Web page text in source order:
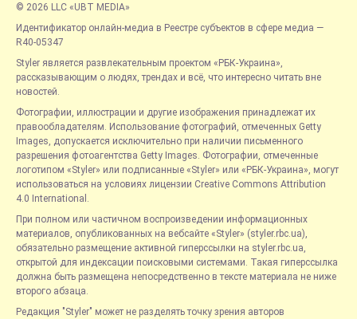
© 2026 LLC «UBT MEDIA»
Идентификатор онлайн-медиа в Реестре субъектов в сфере медиа —
R40-05347
Styler является развлекательным проектом «РБК-Украина»,
рассказывающим о людях, трендах и всё, что интересно читать вне
новостей.
Фотографии, иллюстрации и другие изображения принадлежат их
правообладателям. Использование фотографий, отмеченных Getty
Images, допускается исключительно при наличии письменного
разрешения фотоагентства Getty Images. Фотографии, отмеченные
логотипом «Styler» или подписанные «Styler» или «РБК-Украина», могут
использоваться на условиях лицензии Creative Commons Attribution
4.0 International.
При полном или частичном воспроизведении информационных
материалов, опубликованных на вебсайте «Styler» (styler.rbc.ua),
обязательно размещение активной гиперссылки на styler.rbc.ua,
открытой для индексации поисковыми системами. Такая гиперссылка
должна быть размещена непосредственно в тексте материала не ниже
второго абзаца.
Редакция "Styler" может не разделять точку зрения авторов